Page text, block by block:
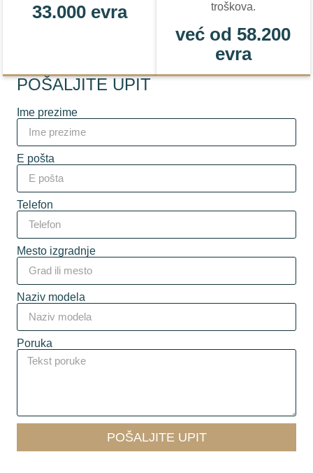
33.000 evra
troškova.
već od 58.200
evra
POŠALJITE UPIT
Ime prezime
E pošta
Telefon
Mesto izgradnje
Naziv modela
Poruka
POŠALJITE UPIT